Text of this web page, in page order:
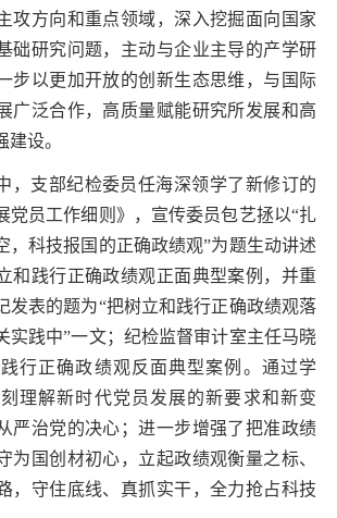
攻方向和重点领域，深入挖掘面向国家
础研究问题，主动与企业主导的产学研
步以更加开放的创新生态思维，与国际
广泛合作，高质量赋能研究所发展和高
设。
，支部纪检委员任海深领学了新修订的
党员工作细则》，宣传委员包艺拯以“扎
，科技报国的正确政绩观”为题生动讲述
和践行正确政绩观正面典型案例，并重
发表的题为“把树立和践行正确政绩观落
实践中”一文；纪检监督审计室主任马晓
行正确政绩观反面典型案例。通过学
理解新时代党员发展的新要求和新变
严治党的决心；进一步增强了把准政绩
为国创材初心，立起政绩观衡量之标、
，守住底线、真抓实干，全力抢占科技